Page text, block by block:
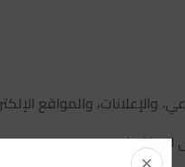
والمواقع
اتساقها